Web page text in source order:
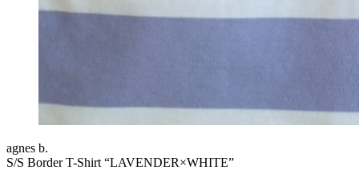
agnes b.
S/S Border T-Shirt “LAVENDER×WHITE”